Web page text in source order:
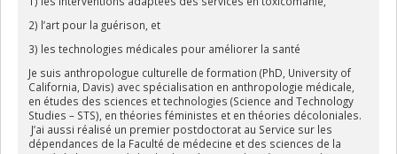
2) l’art pour la guérison, et
3) les technologies médicales pour améliorer la santé
Je suis anthropologue culturelle de formation (PhD, University of
California, Davis) avec spécialisation en anthropologie médicale,
en études des sciences et technologies (Science and Technology
Studies – STS), en théories féministes et en théories décoloniales.
J’ai aussi réalisé un premier postdoctorat au Service sur les
dépendances de la Faculté de médecine et des sciences de la